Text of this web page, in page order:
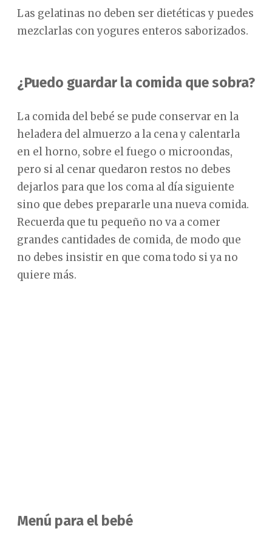
Las gelatinas no deben ser dietéticas y puedes
mezclarlas con yogures enteros saborizados.
¿Puedo guardar la comida que sobra?
La comida del bebé se pude conservar en la
heladera del almuerzo a la cena y calentarla
en el horno, sobre el fuego o microondas,
pero si al cenar quedaron restos no debes
dejarlos para que los coma al día siguiente
sino que debes prepararle una nueva comida.
Recuerda que tu pequeño no va a comer
grandes cantidades de comida, de modo que
no debes insistir en que coma todo si ya no
quiere más.
Menú para el bebé